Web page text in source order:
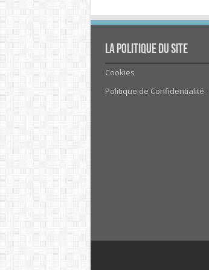
La politique du site
Cookies
Politique de Confidentialité